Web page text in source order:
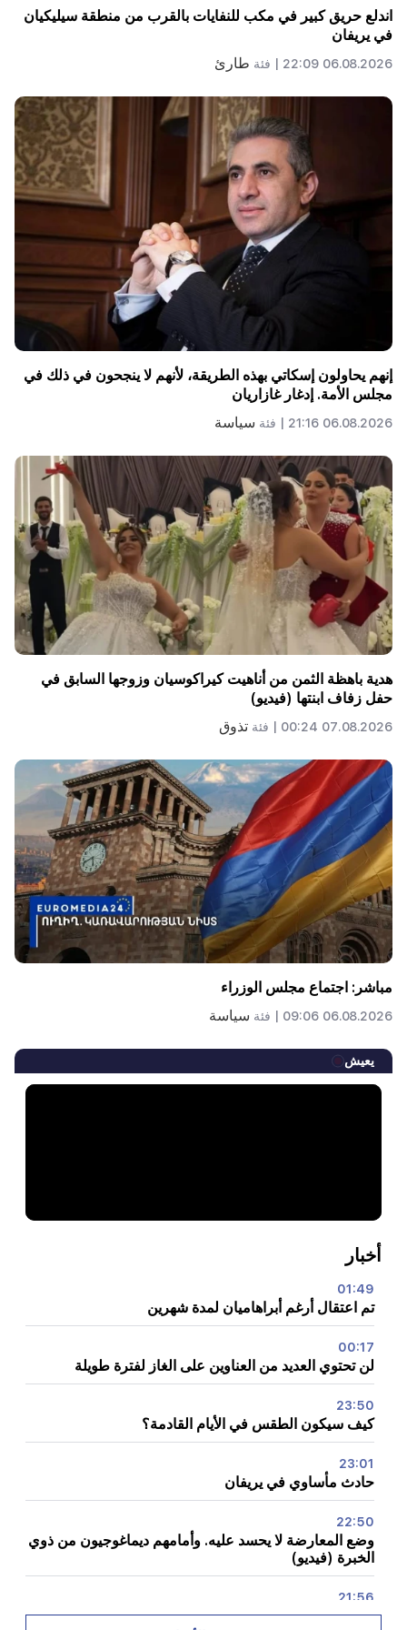
اندلع حريق كبير في مكب للنفايات بالقرب من منطقة سيليكيان
في يريفان
06.08.2026 22:09 | فئة طارئ
إنهم يحاولون إسكاتي بهذه الطريقة، لأنهم لا ينجحون في ذلك في
مجلس الأمة. إدغار غازاريان
06.08.2026 21:16 | فئة سياسة
هدية باهظة الثمن من أناهيت كيراكوسيان وزوجها السابق في
حفل زفاف ابنتها (فيديو)
07.08.2026 00:24 | فئة تذوق
مباشر: اجتماع مجلس الوزراء
06.08.2026 09:06 | فئة سياسة
يعيش
أخبار
01:49
تم اعتقال أرغم أبراهاميان لمدة شهرين
00:17
لن تحتوي العديد من العناوين على الغاز لفترة طويلة
23:50
كيف سيكون الطقس في الأيام القادمة؟
23:01
حادث مأساوي في يريفان
22:50
وضع المعارضة لا يحسد عليه. وأمامهم ديماغوجيون من ذوي
الخبرة (فيديو)
21:56
"أراد المجرم قطعة دونات من المستشفى." جور هاكوبيان